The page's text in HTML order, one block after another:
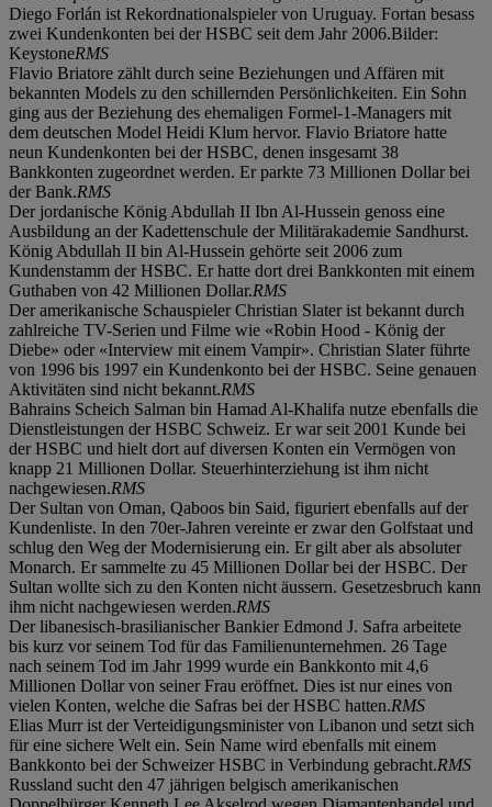
Diego Forlán ist Rekordnationalspieler von Uruguay. Fortan besass
zwei Kundenkonten bei der HSBC seit dem Jahr 2006.Bilder:
KeystoneRMS
Flavio Briatore zählt durch seine Beziehungen und Affären mit
bekannten Models zu den schillernden Persönlichkeiten. Ein Sohn
ging aus der Beziehung des ehemaligen Formel-1-Managers mit
dem deutschen Model Heidi Klum hervor. Flavio Briatore hatte
neun Kundenkonten bei der HSBC, denen insgesamt 38
Bankkonten zugeordnet werden. Er parkte 73 Millionen Dollar bei
der Bank.RMS
Der jordanische König Abdullah II Ibn Al-Hussein genoss eine
Ausbildung an der Kadettenschule der Militärakademie Sandhurst.
König Abdullah II bin Al-Hussein gehörte seit 2006 zum
Kundenstamm der HSBC. Er hatte dort drei Bankkonten mit einem
Guthaben von 42 Millionen Dollar.RMS
Der amerikanische Schauspieler Christian Slater ist bekannt durch
zahlreiche TV-Serien und Filme wie «Robin Hood - König der
Diebe» oder «Interview mit einem Vampir». Christian Slater führte
von 1996 bis 1997 ein Kundenkonto bei der HSBC. Seine genauen
Aktivitäten sind nicht bekannt.RMS
Bahrains Scheich Salman bin Hamad Al-Khalifa nutze ebenfalls die
Dienstleistungen der HSBC Schweiz. Er war seit 2001 Kunde bei
der HSBC und hielt dort auf diversen Konten ein Vermögen von
knapp 21 Millionen Dollar. Steuerhinterziehung ist ihm nicht
nachgewiesen.RMS
Der Sultan von Oman, Qaboos bin Said, figuriert ebenfalls auf der
Kundenliste. In den 70er-Jahren vereinte er zwar den Golfstaat und
schlug den Weg der Modernisierung ein. Er gilt aber als absoluter
Monarch. Er sammelte zu 45 Millionen Dollar bei der HSBC. Der
Sultan wollte sich zu den Konten nicht äussern. Gesetzesbruch kann
ihm nicht nachgewiesen werden.RMS
Der libanesisch-brasilianischer Bankier Edmond J. Safra arbeitete
bis kurz vor seinem Tod für das Familienunternehmen. 26 Tage
nach seinem Tod im Jahr 1999 wurde ein Bankkonto mit 4,6
Millionen Dollar von seiner Frau eröffnet. Dies ist nur eines von
vielen Konten, welche die Safras bei der HSBC hatten.RMS
Elias Murr ist der Verteidigungsminister von Libanon und setzt sich
für eine sichere Welt ein. Sein Name wird ebenfalls mit einem
Bankkonto bei der Schweizer HSBC in Verbindung gebracht.RMS
Russland sucht den 47 jährigen belgisch amerikanischen